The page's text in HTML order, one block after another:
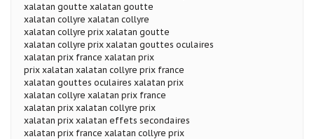
xalatan goutte xalatan goutte
xalatan collyre xalatan collyre
xalatan collyre prix xalatan goutte
xalatan collyre prix xalatan gouttes oculaires
xalatan prix france xalatan prix
prix xalatan xalatan collyre prix france
xalatan gouttes oculaires xalatan prix
xalatan collyre xalatan prix france
xalatan prix xalatan collyre prix
xalatan prix xalatan effets secondaires
xalatan prix france xalatan collyre prix